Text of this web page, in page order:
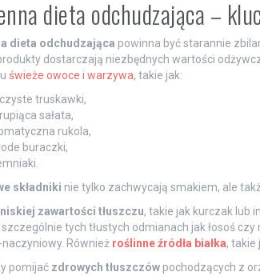
dieta odchudzająca –
dieta odchudzająca powinna być starannie
dostarczają niezbędnych wartości
świeże owoce i warzywa, takie jak:
truskawki,
sałata,
rukola,
buraczki,
składniki nie tylko zachwycają smakiem, ale
zawartości tłuszczu, takie jak kurczak lub
tych tłustych odmianach jak łosoś
Również roślinne źródła białka, takie
pomijać zdrowych tłuszczówpochodzących z